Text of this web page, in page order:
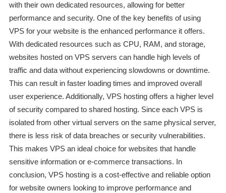
with their own dedicated resources, allowing for better
performance and security. One of the key benefits of using
VPS for your website is the enhanced performance it offers.
With dedicated resources such as CPU, RAM, and storage,
websites hosted on VPS servers can handle high levels of
traffic and data without experiencing slowdowns or downtime.
This can result in faster loading times and improved overall
user experience. Additionally, VPS hosting offers a higher level
of security compared to shared hosting. Since each VPS is
isolated from other virtual servers on the same physical server,
there is less risk of data breaches or security vulnerabilities.
This makes VPS an ideal choice for websites that handle
sensitive information or e-commerce transactions. In
conclusion, VPS hosting is a cost-effective and reliable option
for website owners looking to improve performance and